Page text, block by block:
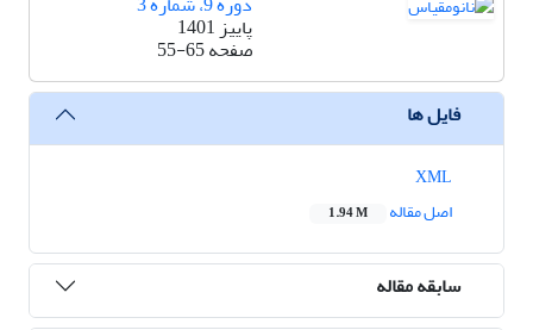
پاییز 1401
صفحه55-65
فایل ها
اصل مقاله
1.94 M
سابقه مقاله